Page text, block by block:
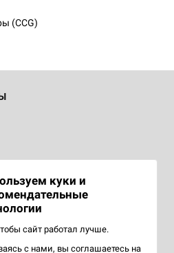
(CCG)
куки и
сайт работал лучше.
с нами, вы соглашаетесь на